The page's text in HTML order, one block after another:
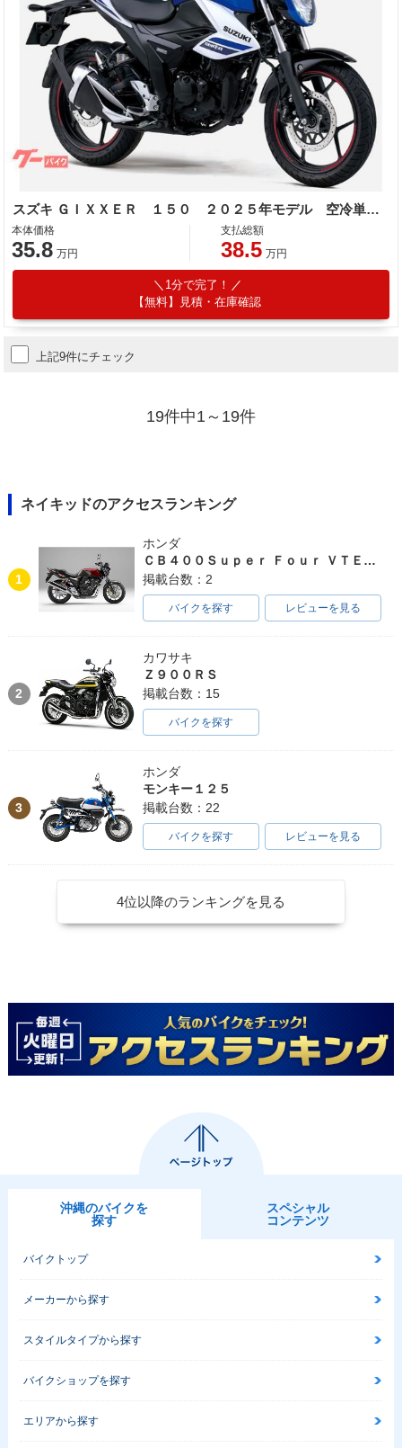
スズキ ＧＩＸＸＥＲ １５０ ２０２５年モデル 空冷単気筒エンジン
本体価格
35.8 万円
支払総額
38.5 万円
1分で完了！
【無料】見積・在庫確認
上記9件にチェック
19件中1～19件
ネイキッドのアクセスランキング
1
ホンダ
ＣＢ４００Ｓｕｐｅｒ Ｆｏｕｒ ＶＴＥＣ ＳＰＥＣ３
掲載台数：2
バイクを探す レビューを見る
2
カワサキ
Ｚ９００ＲＳ
掲載台数：15
バイクを探す
3
ホンダ
モンキー１２５
掲載台数：22
バイクを探す レビューを見る
4位以降のランキングを見る
沖縄のバイクを
探す
スペシャル
コンテンツ
バイクトップ
メーカーから探す
スタイルタイプから探す
バイクショップを探す
エリアから探す